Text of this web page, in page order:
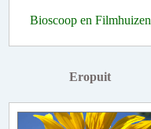
Bioscoop en Filmhuizen
Eropuit